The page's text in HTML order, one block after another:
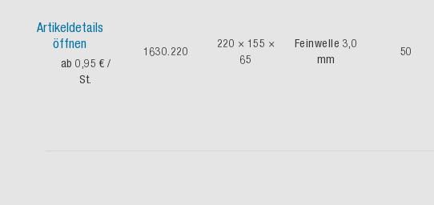
Artikeldetails
öffnen
ab 0,95 € /
St.
1630.220
220 × 155 ×
65
Feinwelle 3,0
mm
50